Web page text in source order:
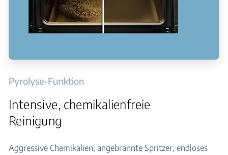
Pyrolyse-Funktion
Intensive, chemikalienfreie
Reinigung
Aggressive Chemikalien, angebrannte Spritzer, endloses